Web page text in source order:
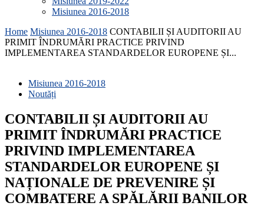
Misiunea 2016-2018
Home Misiunea 2016-2018 CONTABILII ȘI AUDITORII AU
PRIMIT ÎNDRUMĂRI PRACTICE PRIVIND
IMPLEMENTAREA STANDARDELOR EUROPENE ȘI...
Misiunea 2016-2018
Noutăți
CONTABILII ȘI AUDITORII AU
PRIMIT ÎNDRUMĂRI PRACTICE
PRIVIND IMPLEMENTAREA
STANDARDELOR EUROPENE ȘI
NAȚIONALE DE PREVENIRE ȘI
COMBATERE A SPĂLĂRII BANILOR